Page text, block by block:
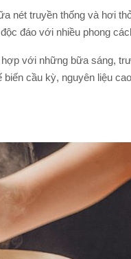
nét truyền thống và hơi
đáo với nhiều phong
với những bữa sáng,
cầu kỳ, nguyên liệu